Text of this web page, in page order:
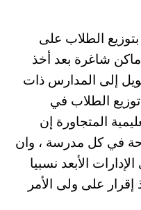
الطلاب على
شاغرة بعد أخذ
إلى المدارس ذات
توزيع الطلاب في
المتجاورة إن
في كل مدرسة ، وان
الأبعد نسبيا
على ولى الأمر